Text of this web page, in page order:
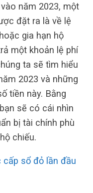
năm 2023, một
đặt ra là về lệ
gia hạn hộ
một khoản lệ phí
ta sẽ tìm hiểu
2023 và những
tiền này. Bằng
sẽ có cái nhìn
bị tài chính phù
chiếu.
cấp sổ đỏ lần đầu